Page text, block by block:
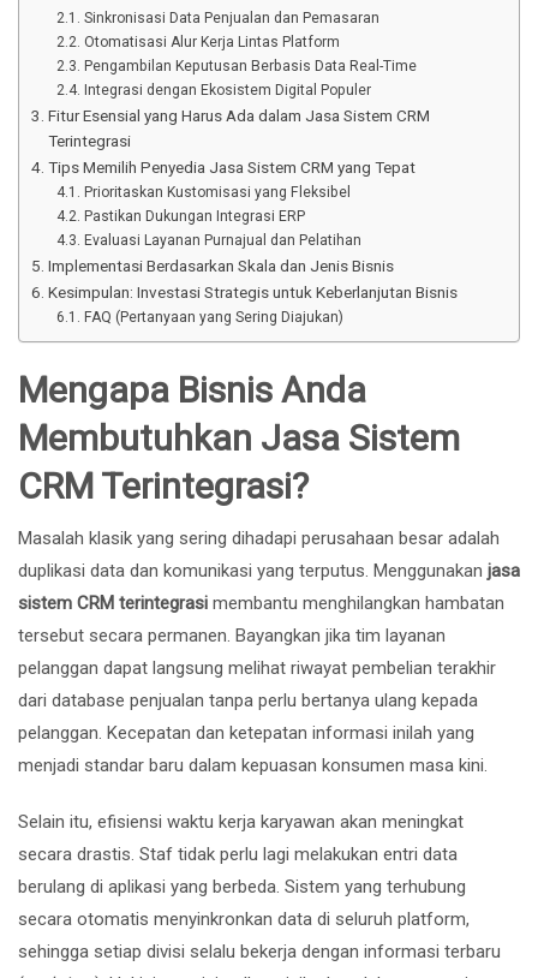
Sinkronisasi Data Penjualan dan Pemasaran
Otomatisasi Alur Kerja Lintas Platform
Pengambilan Keputusan Berbasis Data Real-Time
Integrasi dengan Ekosistem Digital Populer
Fitur Esensial yang Harus Ada dalam Jasa Sistem CRM
Terintegrasi
Tips Memilih Penyedia Jasa Sistem CRM yang Tepat
Prioritaskan Kustomisasi yang Fleksibel
Pastikan Dukungan Integrasi ERP
Evaluasi Layanan Purnajual dan Pelatihan
Implementasi Berdasarkan Skala dan Jenis Bisnis
Kesimpulan: Investasi Strategis untuk Keberlanjutan Bisnis
FAQ (Pertanyaan yang Sering Diajukan)
Mengapa Bisnis Anda
Membutuhkan Jasa Sistem
CRM Terintegrasi?
Masalah klasik yang sering dihadapi perusahaan besar adalah
duplikasi data dan komunikasi yang terputus. Menggunakan jasa
sistem CRM terintegrasi membantu menghilangkan hambatan
tersebut secara permanen. Bayangkan jika tim layanan
pelanggan dapat langsung melihat riwayat pembelian terakhir
dari database penjualan tanpa perlu bertanya ulang kepada
pelanggan. Kecepatan dan ketepatan informasi inilah yang
menjadi standar baru dalam kepuasan konsumen masa kini.
Selain itu, efisiensi waktu kerja karyawan akan meningkat
secara drastis. Staf tidak perlu lagi melakukan entri data
berulang di aplikasi yang berbeda. Sistem yang terhubung
secara otomatis menyinkronkan data di seluruh platform,
sehingga setiap divisi selalu bekerja dengan informasi terbaru